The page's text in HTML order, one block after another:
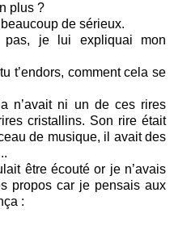
plus ?
de sérieux.
pas, je lui expliquai mon
t’endors, comment cela se
n’avait ni un de ces rires
cristallins. Son rire était
de musique, il avait des
être écouté or je n’avais
propos car je pensais aux
: